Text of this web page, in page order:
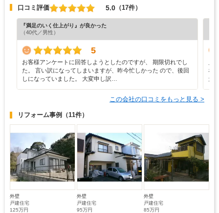
口コミ評価 5.0 （17件）
『満足のいく仕上がり』が良かった
（40代／男性）
5
お客様アンケートに回答しようとしたのですが、 期限切れでし
た。 言い訳になってしまいますが、昨今忙しかった ので、後回
しになっていました。 大変申し訳…
な
た
この会社の口コミをもっと見る >
リフォーム事例 （11件）
外壁
戸建住宅
125万円
外壁
戸建住宅
95万円
外壁
戸建住宅
85万円